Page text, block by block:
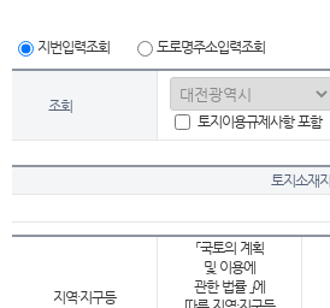
지번입력조회 도로명주소입력조회
조회
토지이용규제사항 포함
토지소재지
지역·지구등
「국토의 계획
및 이용에
관한 법률 」에